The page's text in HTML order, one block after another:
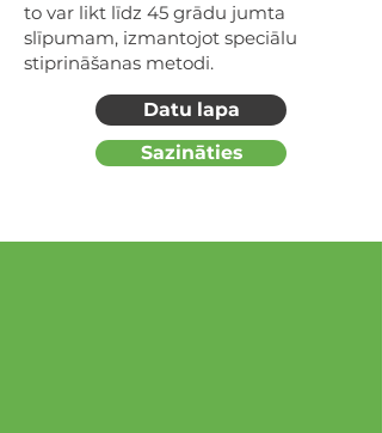
to var likt līdz 45 grādu jumta
slīpumam, izmantojot speciālu
stiprināšanas metodi.
Datu lapa
Sazināties